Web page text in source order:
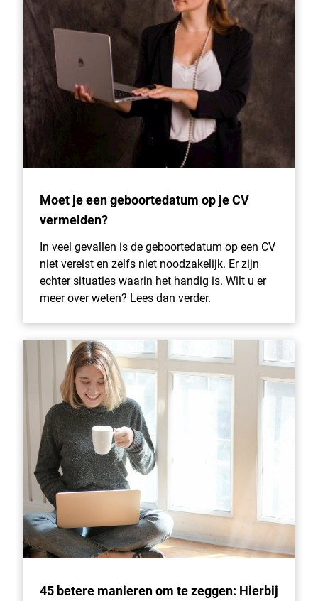
Moet je een geboortedatum op je CV
vermelden?
In veel gevallen is de geboortedatum op een CV
niet vereist en zelfs niet noodzakelijk. Er zijn
echter situaties waarin het handig is. Wilt u er
meer over weten? Lees dan verder.
45 betere manieren om te zeggen: Hierbij